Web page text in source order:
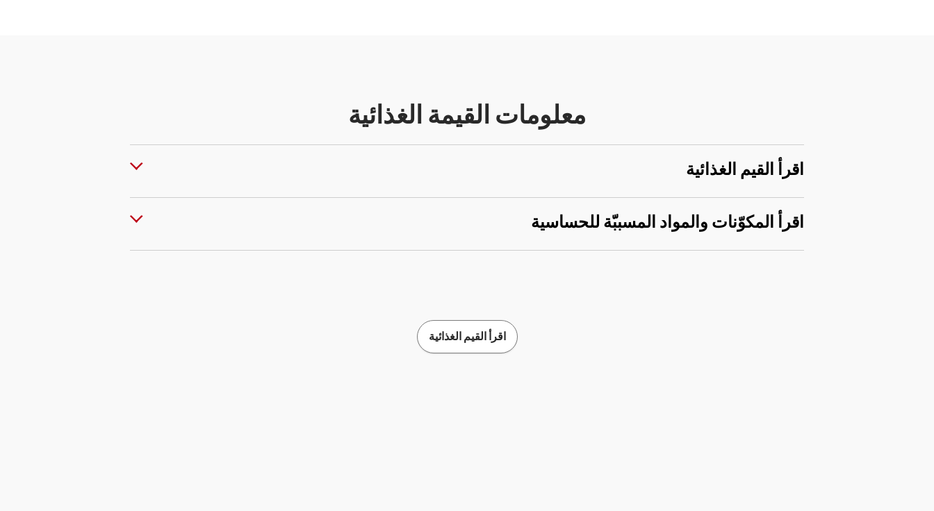
معلومات القيمة الغذائية
اقرأ القيم الغذائية
اقرأ المكوّنات والمواد المسببّة للحساسية
اقرأ القيم الغذائية